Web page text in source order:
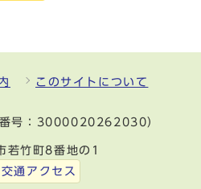
このサイトについて
番号：3000020262030）
竹町8番地の1
交通アクセス